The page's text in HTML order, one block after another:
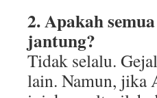
2. Apakah
jantung?
Tidak selalu.
lain. Namun, jika